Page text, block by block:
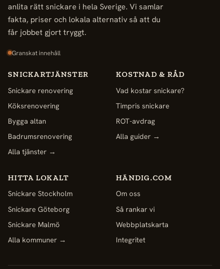
anlita rätt snickare i hela Sverige. Vi samlar
fakta, priser och lokala alternativ så att du
får jobbet gjort tryggt.
Granskat innehåll
SNICKARTJÄNSTER
Snickare renovering
Köksrenovering
Bygga altan
Badrumsrenovering
Alla tjänster →
KOSTNAD & RÅD
Vad kostar snickare?
Timpris snickare
ROT-avdrag
Alla guider →
HITTA LOKALT
Snickare Stockholm
Snickare Göteborg
Snickare Malmö
Alla kommuner →
HÄNDIG.COM
Om oss
Så rankar vi
Webbplatskarta
Integritet